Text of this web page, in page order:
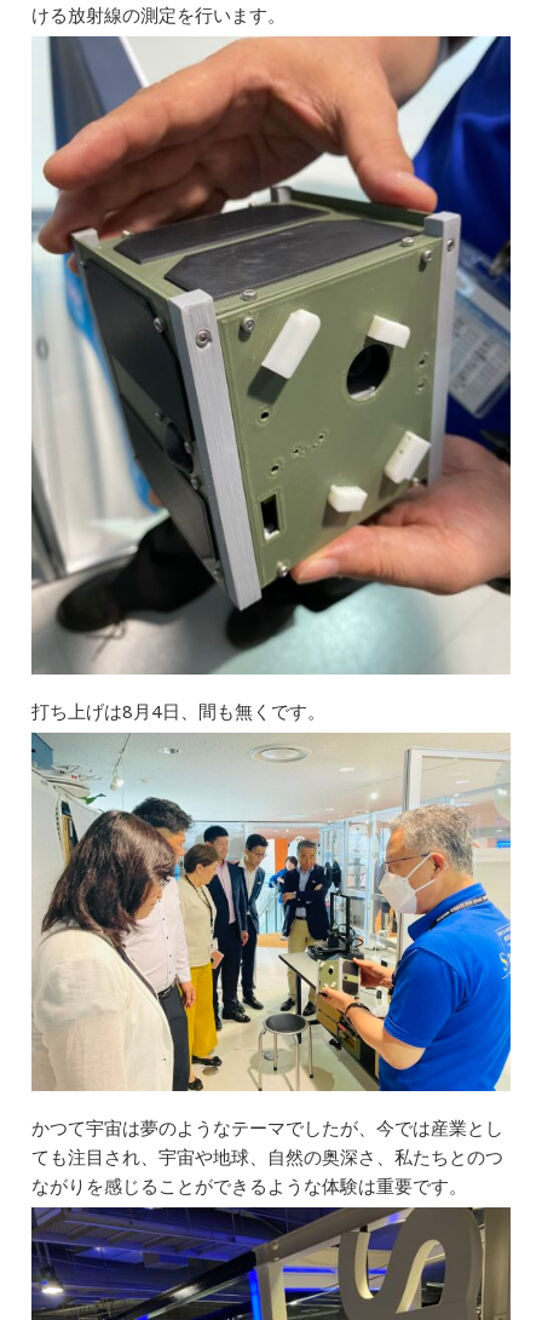
ける放射線の測定を行います。
打ち上げは8月4日、間も無くです。
かつて宇宙は夢のようなテーマでしたが、今では産業とし
ても注目され、宇宙や地球、自然の奥深さ、私たちとのつ
ながりを感じることができるような体験は重要です。